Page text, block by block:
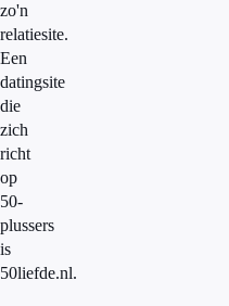
zo'n
relatiesite.
Een
datingsite
die
zich
richt
op
50-
plussers
is
50liefde.nl.